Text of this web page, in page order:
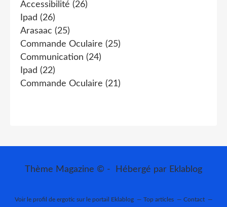
Accessibilité (26)
Ipad (26)
Arasaac (25)
Commande Oculaire (25)
Communication (24)
Ipad (22)
Commande Oculaire (21)
Thème Magazine © - Hébergé par Eklablog
Voir le profil de ergotic sur le portail Eklablog Top articles Contact